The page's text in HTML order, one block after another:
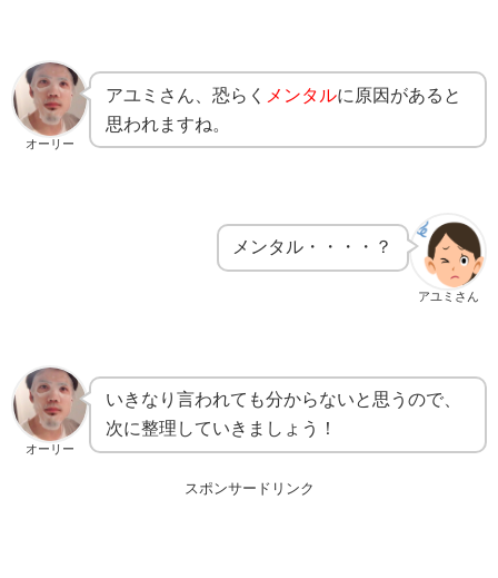
オーリー
アユミさん、恐らく メンタルに原因があると
思われますね。
アユミさん
メンタル・・・・？
オーリー
いきなり言われても分からないと思うので、
次に整理していきましょう！
スポンサードリンク